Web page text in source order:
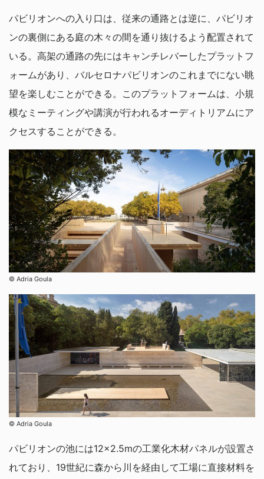
パビリオンへの入り口は、従来の通路とは逆に、パビリオ
ンの裏側にある庭の木々の間を通り抜けるよう配置されて
いる。高架の通路の先にはキャンチレバーしたプラットフ
ォームがあり、バルセロナパビリオンのこれまでにない眺
望を楽しむことができる。このプラットフォームは、小規
模なミーティングや講演が行われるオーディトリアムにア
クセスすることができる。
© Adria Goula
© Adria Goula
パビリオンの池には12×2.5mの工業化木材パネルが設置さ
れており、19世紀に森から川を経由して工場に直接材料を